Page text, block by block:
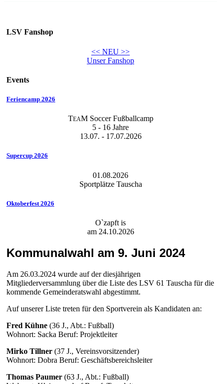
LSV Fanshop
<< NEU >>
Unser Fanshop
Events
Feriencamp 2026
TEAM Soccer Fußballcamp
5 - 16 Jahre
13.07. - 17.07.2026
Supercup 2026
01.08.2026
Sportplätze Tauscha
Oktoberfest 2026
O`zapft is
am 24.10.2026
Kommunalwahl am 9. Juni 2024
Am 26.03.2024 wurde auf der diesjährigen
Mitgliederversammlung über die Liste des LSV 61 Tauscha für die
kommende Gemeinderatswahl abgestimmt.
Auf unserer Liste treten für den Sportverein als Kandidaten an:
Fred Kühne (36 J., Abt.: Fußball)
Wohnort: Sacka Beruf: Projektleiter
Mirko Tillner (37 J., Vereinsvorsitzender)
Wohnort: Dobra Beruf: Geschäftsbereichsleiter
Thomas Paumer (63 J., Abt.: Fußball)